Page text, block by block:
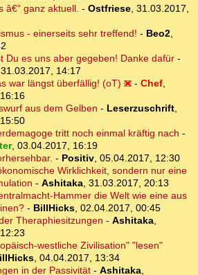
â€“ ganz aktuell. - Ostfriese, 31.03.2017,
- einerseits sehr treffend! - Beo2,
Du es uns aber gegeben! Danke dafür-
31.03.2017, 14:17
war längst überfällig! (oT)
- Chef,
aus dem Gelben - Leserzuschrift,
tritt noch einmal kräftig nach -
, 03.04.2017, 16:19
- Positiv, 05.04.2017, 12:30
Wirklichkeit, sondern nur eine
- Ashitaka, 31.03.2017, 20:13
Hammer die Welt wie eine aus
- BillHicks, 02.04.2017, 00:45
Theraphiesitzungen - Ashitaka,
westliche Zivilisation" "lesen"
, 04.04.2017, 13:34
in der Passivität- Ashitaka,